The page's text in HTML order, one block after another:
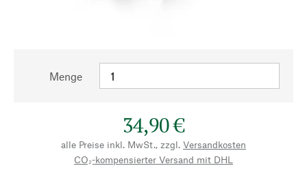
Menge
34,90 €
alle Preise inkl. MwSt., zzgl. Versandkosten
CO₂-kompensierter Versand mit DHL